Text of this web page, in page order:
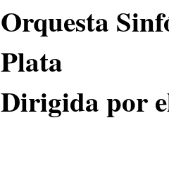
Orquesta
Plata
Dirigida por